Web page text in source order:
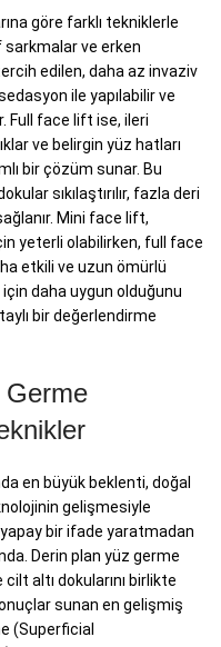
göre farklı tekniklerle
ve erken
edilen, daha az invaziv
ile yapılabilir ve
Full face lift ise, ileri
ve belirgin yüz hatları
bir çözüm sunar. Bu
sıkılaştırılır, fazla deri
Mini face lift,
yeterli olabilirken, full face
etkili ve uzun ömürlü
daha uygun olduğunu
bir değerlendirme
Germe
en büyük beklenti, doğal
gelişmesiyle
yapay bir ifade yaratmadan
Derin plan yüz germe
altı dokularını birlikte
sunan en gelişmiş
(Superficial